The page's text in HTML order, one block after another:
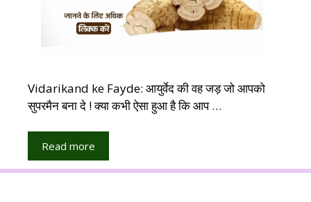
Vidarikand ke Fayde: आयुर्वेद की वह जड़ जो आपको
सुपरमैन बना दे ! क्या कभी ऐसा हुआ है कि आप …
Read more